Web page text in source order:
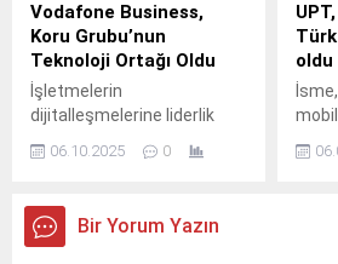
Vodafone Business,
Koru Grubu’nun
Teknoloji Ortağı Oldu
İşletmelerin
dijitalleşmelerine liderlik
gösteren Vodafone
teknoloji iş ortağı
olarak, inovatif ve güvenilir
06.10.2025 0
oldu
Bir Yorum Yazın